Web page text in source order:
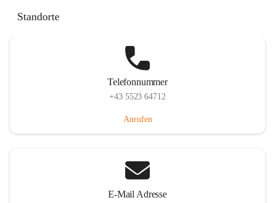
Standorte
Telefonnummer
+43 5523 64712
Anrufen
E-Mail Adresse